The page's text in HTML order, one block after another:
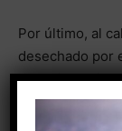
Por último, al
desechado por
de baño
existentes de